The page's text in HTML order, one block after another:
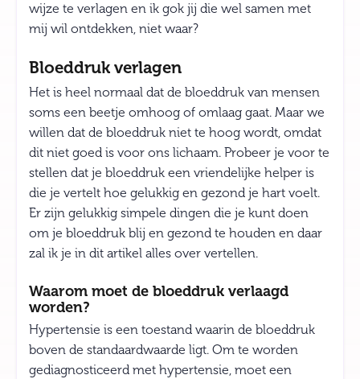
wijze te verlagen en ik gok jij die wel samen met
mij wil ontdekken, niet waar?
Bloeddruk verlagen
Het is heel normaal dat de bloeddruk van mensen
soms een beetje omhoog of omlaag gaat. Maar we
willen dat de bloeddruk niet te hoog wordt, omdat
dit niet goed is voor ons lichaam. Probeer je voor te
stellen dat je bloeddruk een vriendelijke helper is
die je vertelt hoe gelukkig en gezond je hart voelt.
Er zijn gelukkig simpele dingen die je kunt doen
om je bloeddruk blij en gezond te houden en daar
zal ik je in dit artikel alles over vertellen.
Waarom moet de bloeddruk verlaagd
worden?
Hypertensie is een toestand waarin de bloeddruk
boven de standaardwaarde ligt. Om te worden
gediagnosticeerd met hypertensie, moet een